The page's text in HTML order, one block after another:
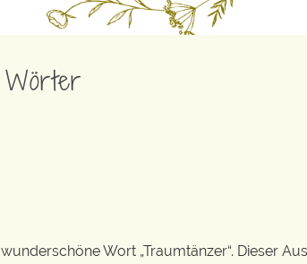
Wort „Traumtänzer“. Dieser